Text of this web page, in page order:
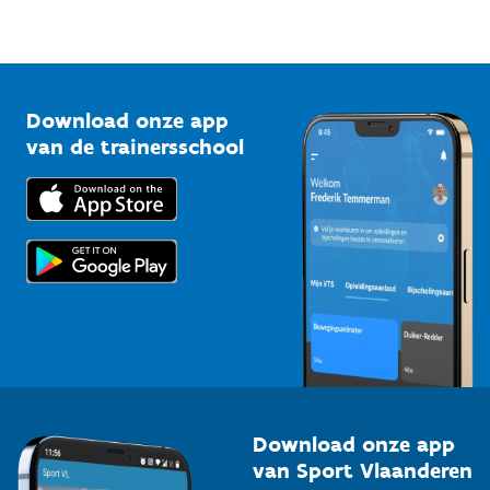
Bedrijven
Trainers en begeleiders
Topsporters
Vlaamse Trainersschool
Kennisplatform
Downloads
Voor de pers
Download onze app
van de trainersschool
Download onze app
van Sport Vlaanderen